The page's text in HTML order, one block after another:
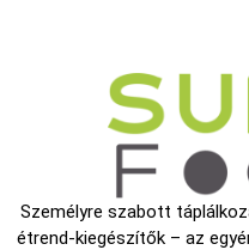
Személyre szabott
étrend-kiegészítők – az